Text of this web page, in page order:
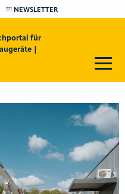
NEWSLETTER
für
|